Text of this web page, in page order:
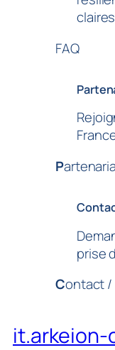
FAQ
P
prise
Contact /
it.arkeion-